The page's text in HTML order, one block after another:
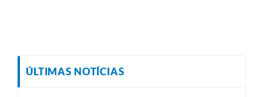
ÚLTIMAS NOTÍCIAS